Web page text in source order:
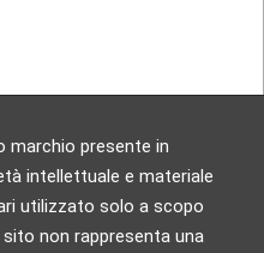
marchio presente in
intellettuale e materiale
utilizzato solo a scopo
non rappresenta una